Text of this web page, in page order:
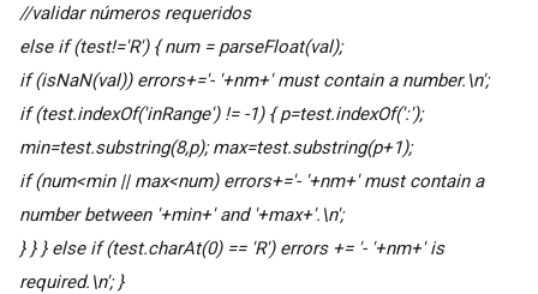
//validar números requeridos
else if (test!='R') { num = parseFloat(val);
if (isNaN(val)) errors+='- '+nm+' must contain a number.\n';
if (test.indexOf('inRange') != -1) { p=test.indexOf(':');
min=test.substring(8,p); max=test.substring(p+1);
if (num<min || max<num) errors+='- '+nm+' must contain a
number between '+min+' and '+max+'.\n';
} } } else if (test.charAt(0) == 'R') errors += '- '+nm+' is
required.\n'; }